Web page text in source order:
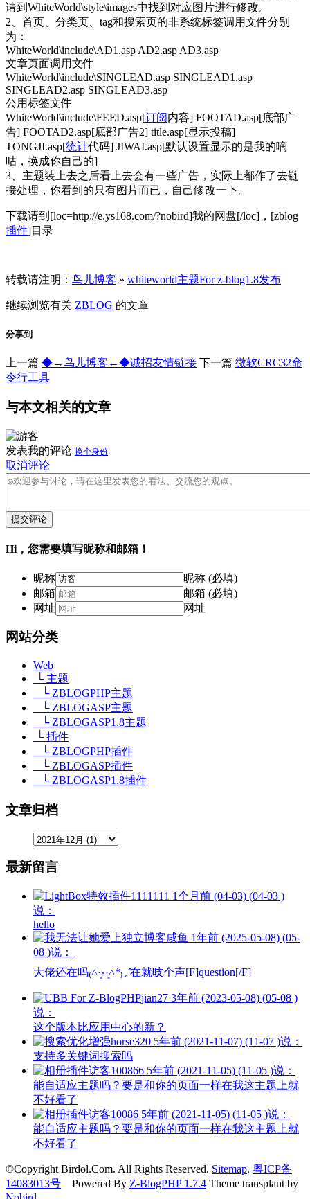
请到WhiteWorld\style\images中找到对应图片进行修改。
2、首页、分类页、tag和搜索页的非系统标签调用文件分别
为：
WhiteWorld\include\AD1.asp AD2.asp AD3.asp
文章页面调用文件
WhiteWorld\include\SINGLEAD.asp SINGLEAD1.asp
SINGLEAD2.asp SINGLEAD3.asp
公用标签文件
WhiteWorld\include\FEED.asp[订阅内容] FOOTAD.asp[底部广
告] FOOTAD2.asp[底部广告2] title.asp[显示投稿]
TONGJI.asp[统计代码] JIWAI.asp[默认设置显示的是我的嘀
咕，换成你自己的]
3、主题装上去之后看上去会有一些广告，实际上都作了去链
接处理，你看到的只有图片而已，自己修改一下。
下载请到[loc=http://e.ys168.com/?nobird]我的网盘[/loc]，[zblog
插件]目录
转载请注明： 鸟儿博客 » whiteworld主题For z-blog1.8发布
继续浏览有关 ZBLOG 的文章
分享到
上一篇 ◆→鸟儿博客←◆诚招友情链接 下一篇 微软CRC32命
令行工具
与本文相关的文章
发表我的评论 换个身份
取消评论
提交评论
Hi，您需要填写昵称和邮箱！
昵称
昵称 (必填)
邮箱
邮箱 (必填)
网址
网址
网站分类
Web
└ 主题
└ ZBLOGPHP主题
└ ZBLOGASP主题
└ ZBLOGASP1.8主题
└ 插件
└ ZBLOGPHP插件
└ ZBLOGASP插件
└ ZBLOGASP1.8插件
文章归档
最新留言
1111111 1个月前 (04-03) (04-03 )
说：
hello
咸鱼 1年前 (2025-05-08) (05-
08 )说：
大佬还在吗₍˄·͈༝·͈˄*₎◞ ̑̑在就吱个声[F]question[/F]
jian27 3年前 (2023-05-08) (05-08 )
说：
这个版本比应用中心的新？
horse320 5年前 (2021-11-07) (11-07 )说：
支持多关键词搜索吗
访客100866 5年前 (2021-11-05) (11-05 )说：
能自适应主题吗？要是和你的页面一样在我这主题上就
不好看了
访客10086 5年前 (2021-11-05) (11-05 )说：
能自适应主题吗？要是和你的页面一样在我这主题上就
不好看了
©Copyright Birdol.Com. All Rights Reserved. Sitemap. 粤ICP备
14083013号 Powered By Z-BlogPHP 1.7.4 Theme transplant by